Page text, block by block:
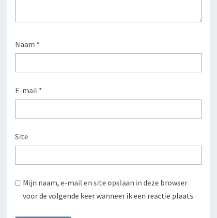
Naam *
E-mail *
Site
Mijn naam, e-mail en site opslaan in deze browser
voor de volgende keer wanneer ik een reactie plaats.